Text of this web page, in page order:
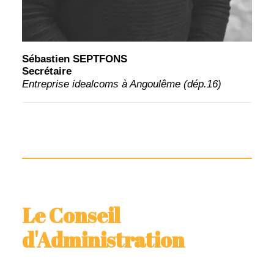
Sébastien SEPTFONS
Secrétaire
Entreprise idealcoms à Angoulême (dép.16)
Le Conseil
d'Administration